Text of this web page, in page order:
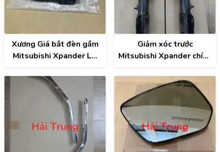
Xương Giá bắt đèn gầm
Mitsubishi Xpander LH
Giảm xóc trước
Mitsubishi Xpander chính
4060A576